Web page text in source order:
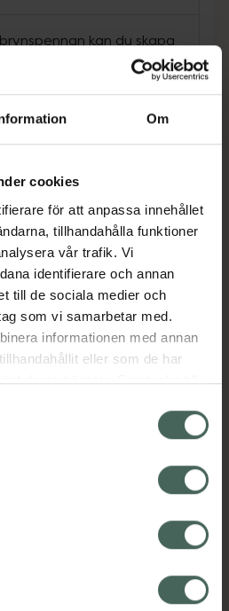
Om
cookies
för att anpassa innehållet
tillhandahålla funktioner
vår trafik. Vi
identifierare och annan
till de sociala medier och
som vi samarbetar med.
informationen med annan
eller som de har
deras tjänster. Samtycke till
webbplatsens
samtycke påverkar inte
som skett innan återkallelsen.
kan du skapa
perfekt formade
precisionsspetsen
i glesa områden,
eller skapa mer
måla hårliknande streck
har en praktisk,
behöver inte vässas
en integrerad borste.
formulan
sitter på plats utan att
Resultatet: oslagbar
/ g
Visa
Visa